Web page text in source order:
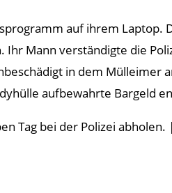
auf ihrem Laptop.
Mann verständigte die
in dem Mülleimer
aufbewahrte Bargeld
Tag bei der Polizei